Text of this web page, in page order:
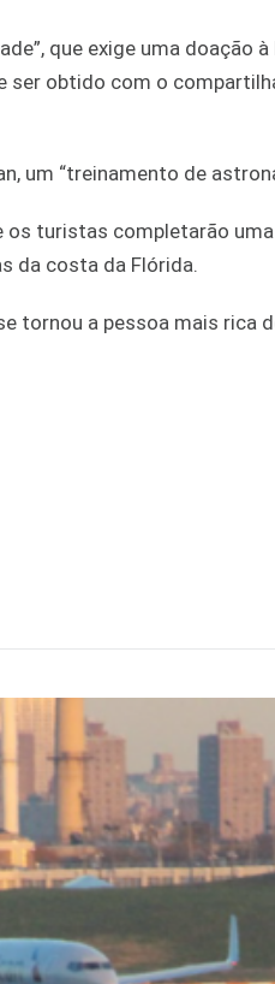
que exige uma doação
ser obtido com o
um “treinamento de
turistas completarão
da costa da Flórida.
tornou a pessoa mais